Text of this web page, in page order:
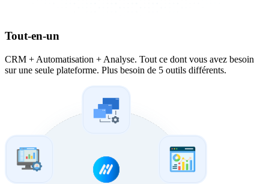
Tout-en-un
CRM + Automatisation + Analyse. Tout ce dont vous avez besoin
sur une seule plateforme. Plus besoin de 5 outils différents.